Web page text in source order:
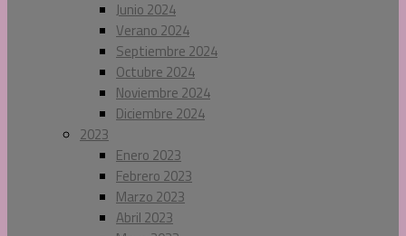
Junio 2024
Verano 2024
Septiembre 2024
Octubre 2024
Noviembre 2024
Diciembre 2024
2023
Enero 2023
Febrero 2023
Marzo 2023
Abril 2023